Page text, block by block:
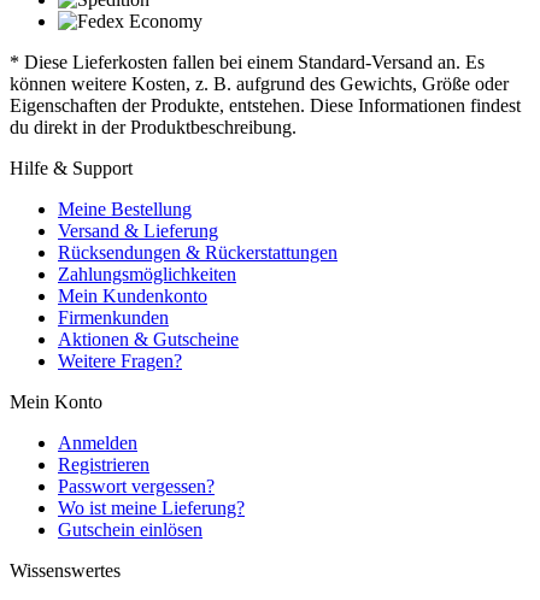
* Diese Lieferkosten fallen bei einem Standard-Versand an. Es
können weitere Kosten, z. B. aufgrund des Gewichts, Größe oder
Eigenschaften der Produkte, entstehen. Diese Informationen findest
du direkt in der Produktbeschreibung.
Hilfe & Support
Meine Bestellung
Versand & Lieferung
Rücksendungen & Rückerstattungen
Zahlungsmöglichkeiten
Mein Kundenkonto
Firmenkunden
Aktionen & Gutscheine
Weitere Fragen?
Mein Konto
Anmelden
Registrieren
Passwort vergessen?
Wo ist meine Lieferung?
Gutschein einlösen
Wissenswertes